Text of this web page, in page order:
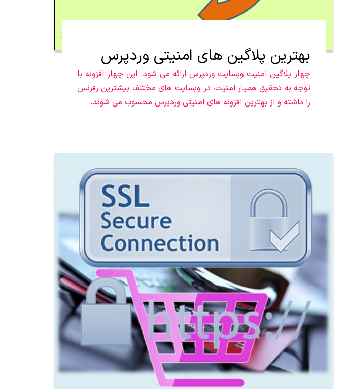
بهترین پلاگین های امنیتی وردپرس
چهار پلاگین امنیت وبسایت وردپرس ارائه می شود. این چهار افزونه با
توجه به تحقیق همیار امنیت، در وبسایت های مختلف بیشترین رفرنس
را داشته و از بهترین افزونه های امنیتی وردپرس محسوب می شوند.